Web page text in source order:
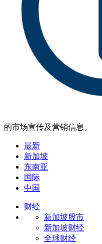
的市场宣传及营销信息。
最新
新加坡
东南亚
国际
中国
财经
新加坡股市
新加坡财经
全球财经